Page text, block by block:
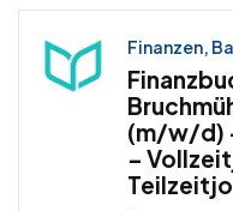
Finanzen,
(m/w/d)
–